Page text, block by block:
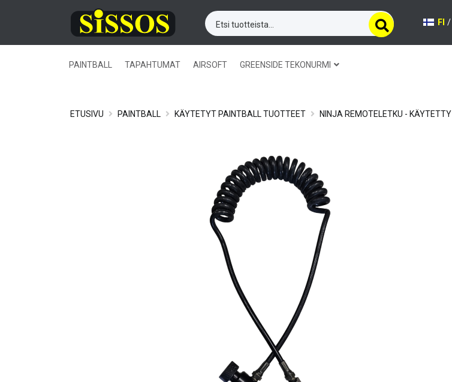
FI/
PAINTBALL TAPAHTUMAT AIRSOFT GREENSIDE TEKONURMI
ETUSIVU PAINTBALL KÄYTETYT PAINTBALL TUOTTEET NINJA REMOTELETKU - KÄYTETTY